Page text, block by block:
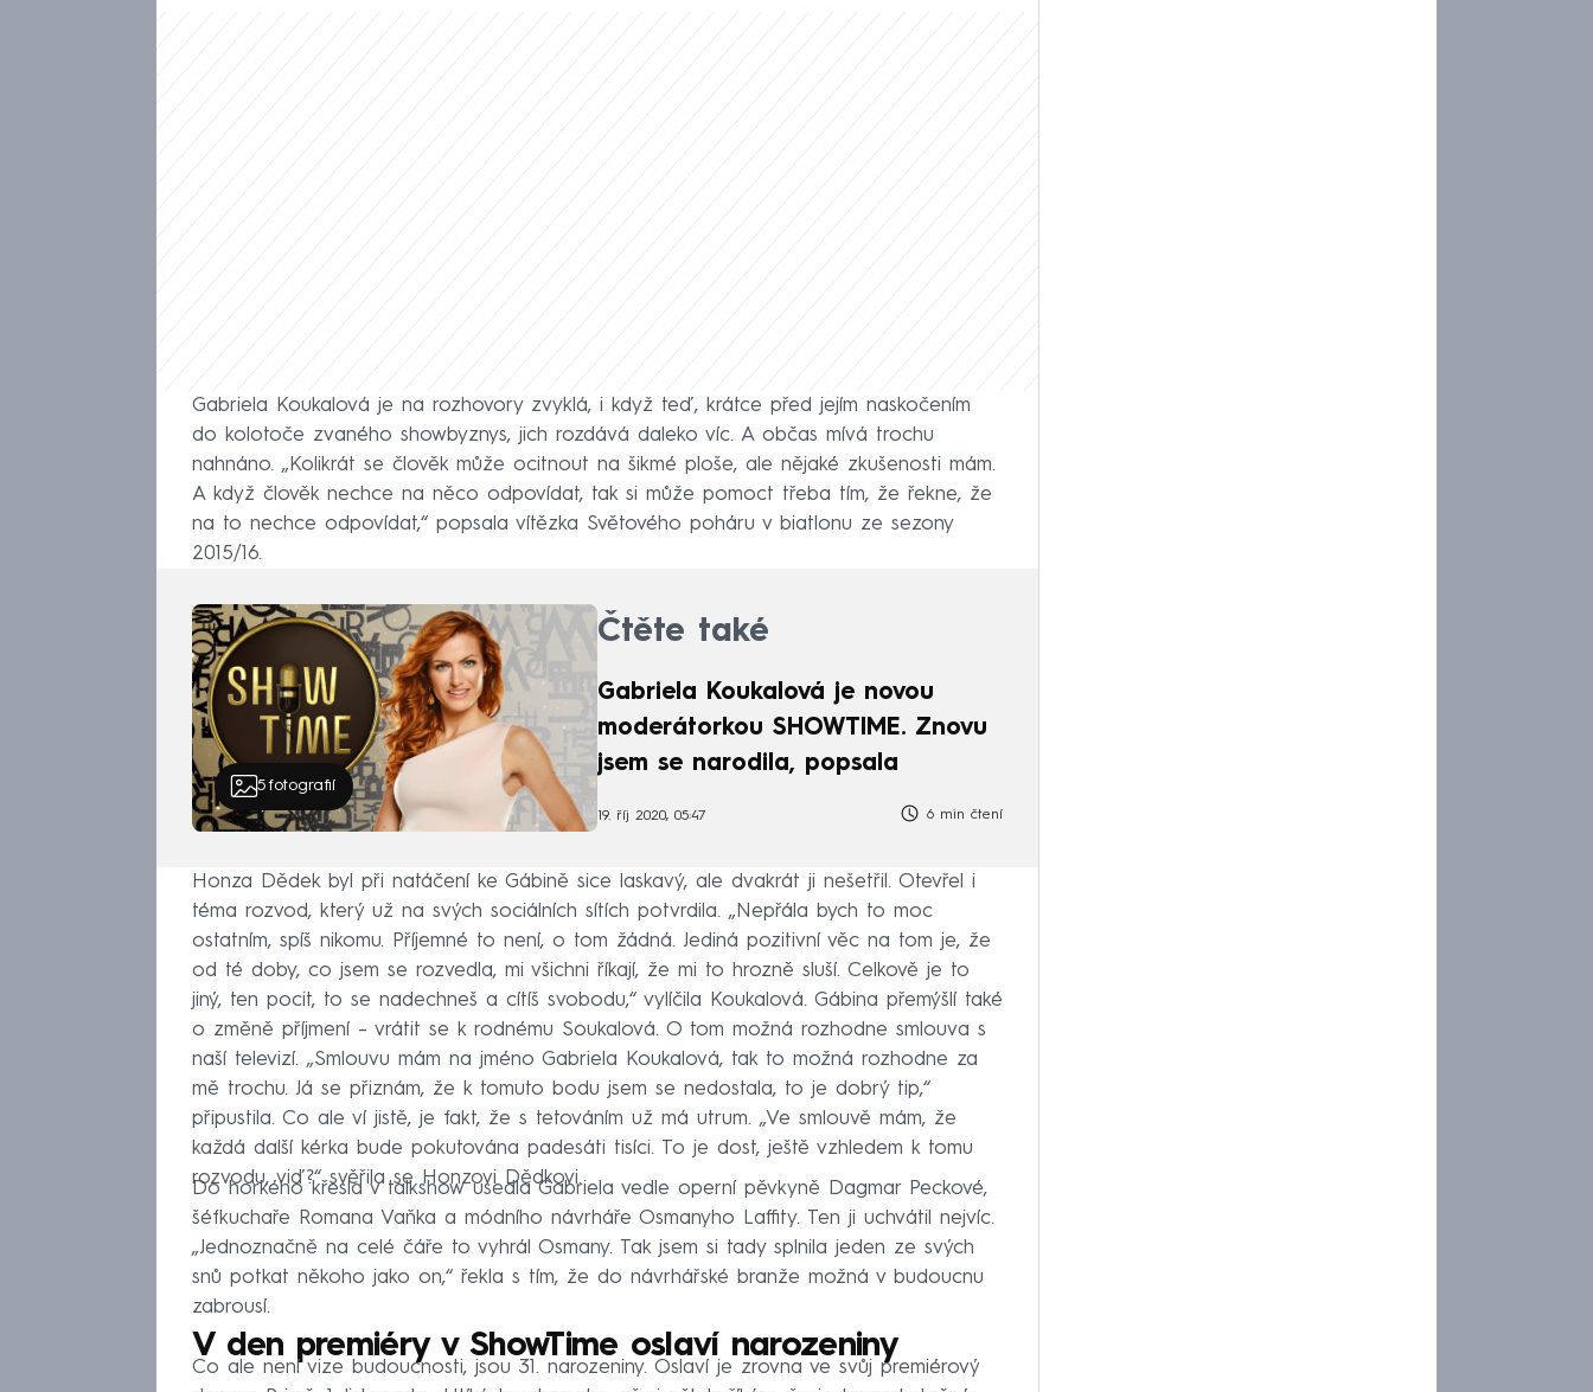
Gabriela Koukalová je na rozhovory zvyklá, i když teď, krátce před jejím naskočením
do kolotoče zvaného showbyznys, jich rozdává daleko víc. A občas mívá trochu
nahnáno. „Kolikrát se člověk může ocitnout na šikmé ploše, ale nějaké zkušenosti mám.
A když člověk nechce na něco odpovídat, tak si může pomoct třeba tím, že řekne, že
na to nechce odpovídat,“ popsala vítězka Světového poháru v biatlonu ze sezony
2015/16.
5fotografií
Čtěte také
Gabriela Koukalová je novou
moderátorkou SHOWTIME. Znovu
jsem se narodila, popsala
19. říj 2020, 05:47 6 min čtení
Honza Dědek byl při natáčení ke Gábině sice laskavý, ale dvakrát ji nešetřil. Otevřel i
téma rozvod, který už na svých sociálních sítích potvrdila. „Nepřála bych to moc
ostatním, spíš nikomu. Příjemné to není, o tom žádná. Jediná pozitivní věc na tom je, že
od té doby, co jsem se rozvedla, mi všichni říkají, že mi to hrozně sluší. Celkově je to
jiný, ten pocit, to se nadechneš a cítíš svobodu,“ vylíčila Koukalová. Gábina přemýšlí také
o změně příjmení – vrátit se k rodnému Soukalová. O tom možná rozhodne smlouva s
naší televizí. „Smlouvu mám na jméno Gabriela Koukalová, tak to možná rozhodne za
mě trochu. Já se přiznám, že k tomuto bodu jsem se nedostala, to je dobrý tip,“
připustila. Co ale ví jistě, je fakt, že s tetováním už má utrum. „Ve smlouvě mám, že
každá další kérka bude pokutována padesáti tisíci. To je dost, ještě vzhledem k tomu
rozvodu, viď?“ svěřila se Honzovi Dědkovi.
Do horkého křesla v talkshow usedla Gabriela vedle operní pěvkyně Dagmar Peckové,
šéfkuchaře Romana Vaňka a módního návrháře Osmanyho Laffity. Ten ji uchvátil nejvíc.
„Jednoznačně na celé čáře to vyhrál Osmany. Tak jsem si tady splnila jeden ze svých
snů potkat někoho jako on,“ řekla s tím, že do návrhářské branže možná v budoucnu
zabrousí.
V den premiéry v ShowTime oslaví narozeniny
Co ale není vize budoucnosti, jsou 31. narozeniny. Oslaví je zrovna ve svůj premiérový